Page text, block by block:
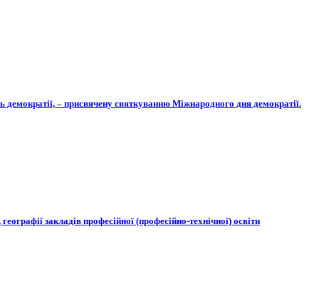
– присвячену святкуванню Міжнародного дня демократії.
закладів професійної (професійно-технічної) освіти